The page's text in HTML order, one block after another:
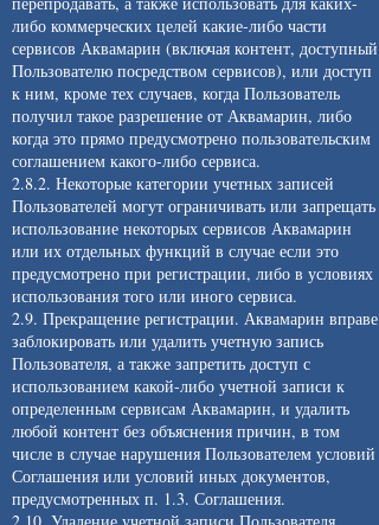
либо коммерческих целей какие-либо части
сервисов Аквамарин (включая контент, доступный
Пользователю посредством сервисов), или доступ
к ним, кроме тех случаев, когда Пользователь
получил такое разрешение от Аквамарин, либо
когда это прямо предусмотрено пользовательским
соглашением какого-либо сервиса.
2.8.2. Некоторые категории учетных записей
Пользователей могут ограничивать или запрещать
использование некоторых сервисов Аквамарин
или их отдельных функций в случае если это
предусмотрено при регистрации, либо в условиях
использования того или иного сервиса.
2.9. Прекращение регистрации. Аквамарин вправе
заблокировать или удалить учетную запись
Пользователя, а также запретить доступ с
использованием какой-либо учетной записи к
определенным сервисам Аквамарин, и удалить
любой контент без объяснения причин, в том
числе в случае нарушения Пользователем условий
Соглашения или условий иных документов,
предусмотренных п. 1.3. Соглашения.